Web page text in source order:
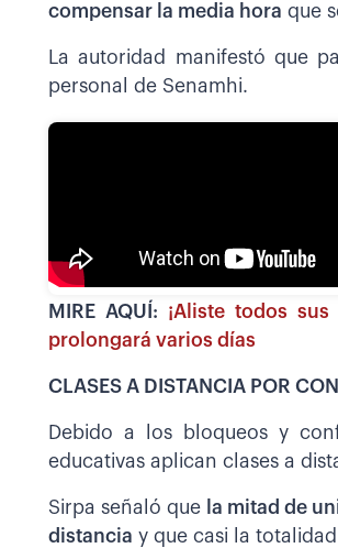
compensar la media hora que
La autoridad manifestó que
personal de Senamhi.
MIRE AQUÍ: ¡Aliste todos
prolongará varios días
CLASES A DISTANCIA POR
Debido a los bloqueos y
educativas aplican clases a
Sirpa señaló que la mitad de
distancia y que casi la